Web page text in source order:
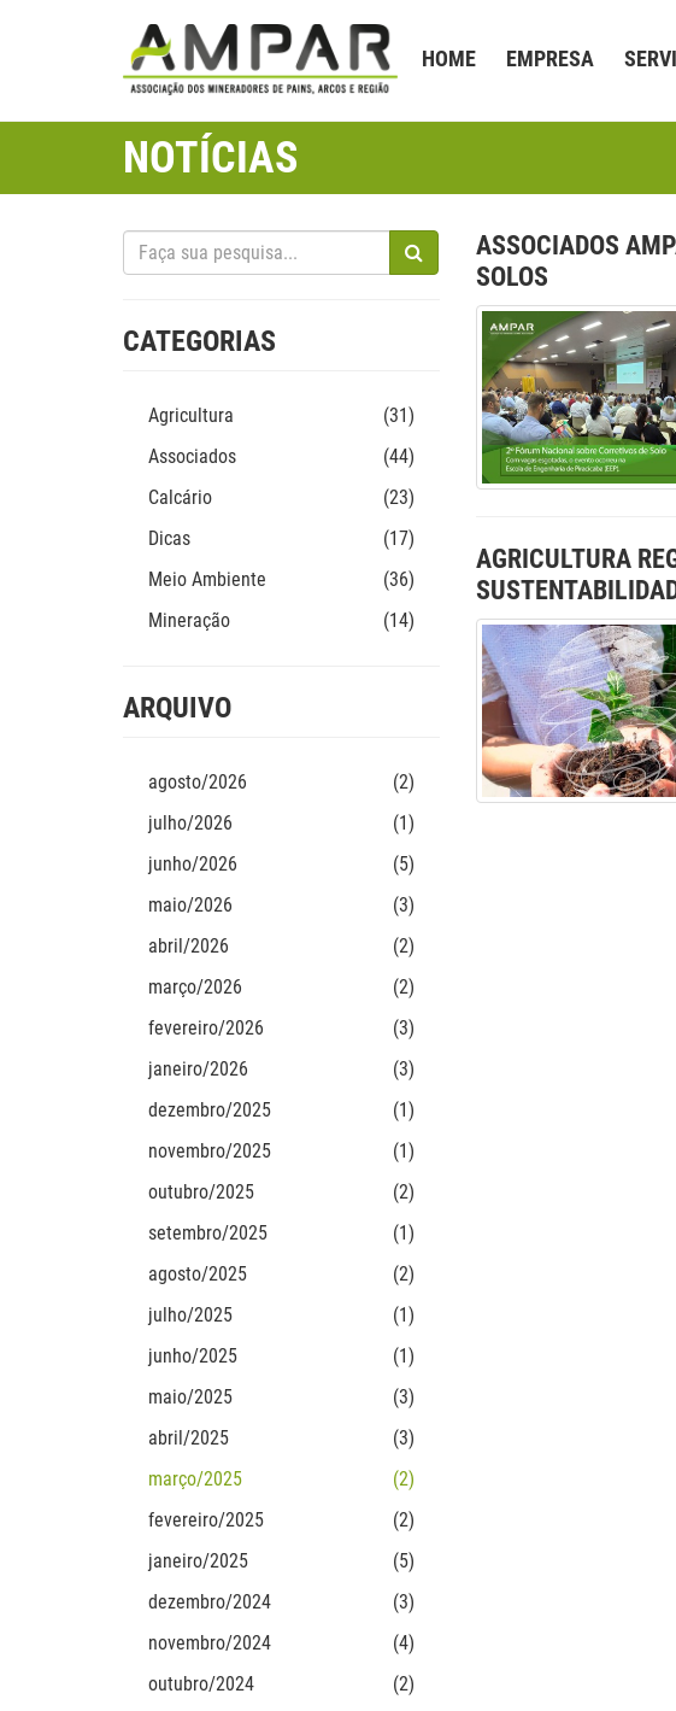
HOME EMPRESA
NOTÍCIAS
CATEGORIAS
(31)
Agricultura
(44)
Associados
(23)
Calcário
(17)
Dicas
(36)
Meio Ambiente
(14)
Mineração
ARQUIVO
(2)
agosto/2026
(1)
julho/2026
(5)
junho/2026
(3)
maio/2026
(2)
abril/2026
(2)
março/2026
(3)
fevereiro/2026
(3)
janeiro/2026
(1)
dezembro/2025
(1)
novembro/2025
(2)
outubro/2025
(1)
setembro/2025
(2)
agosto/2025
(1)
julho/2025
(1)
junho/2025
(3)
maio/2025
(3)
abril/2025
(2)
março/2025
(2)
fevereiro/2025
(5)
janeiro/2025
(3)
dezembro/2024
(4)
novembro/2024
(2)
outubro/2024
ASSOCIADOS
SOLOS
AGRICULTURA